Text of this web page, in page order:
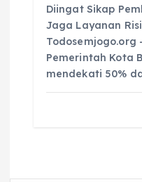
Diingat Sikap
Jaga Layanan
Todosemjogo.org
Pemerintah Kota
mendekati 50%